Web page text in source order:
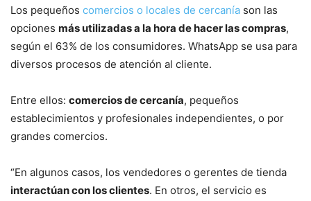
Los pequeños comercios o locales de cercanía son las
opciones más utilizadas a la hora de hacer las compras,
según el 63% de los consumidores. WhatsApp se usa para
diversos procesos de atención al cliente.
Entre ellos: comercios de cercanía, pequeños
establecimientos y profesionales independientes, o por
grandes comercios.
“En algunos casos, los vendedores o gerentes de tienda
interactúan con los clientes. En otros, el servicio es